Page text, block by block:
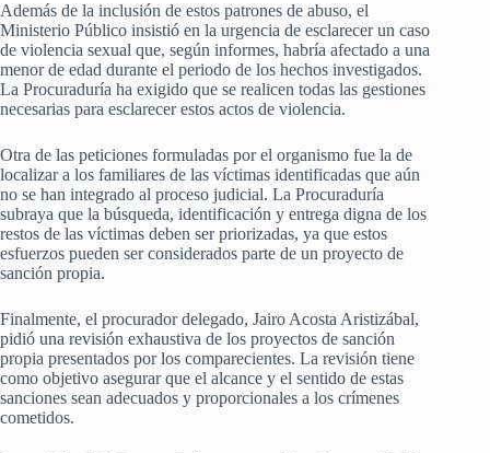
Además de la inclusión de estos patrones de abuso, el
Ministerio Público insistió en la urgencia de esclarecer un caso
de violencia sexual que, según informes, habría afectado a una
menor de edad durante el periodo de los hechos investigados.
La Procuraduría ha exigido que se realicen todas las gestiones
necesarias para esclarecer estos actos de violencia.
Otra de las peticiones formuladas por el organismo fue la de
localizar a los familiares de las víctimas identificadas que aún
no se han integrado al proceso judicial. La Procuraduría
subraya que la búsqueda, identificación y entrega digna de los
restos de las víctimas deben ser priorizadas, ya que estos
esfuerzos pueden ser considerados parte de un proyecto de
sanción propia.
Finalmente, el procurador delegado, Jairo Acosta Aristizábal,
pidió una revisión exhaustiva de los proyectos de sanción
propia presentados por los comparecientes. La revisión tiene
como objetivo asegurar que el alcance y el sentido de estas
sanciones sean adecuados y proporcionales a los crímenes
cometidos.